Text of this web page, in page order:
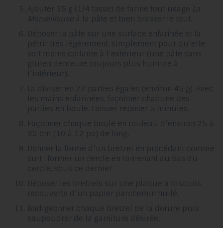
Ajouter 35 g (1/4 tasse) de farine tout usage La
Merveilleuse à la pâte et bien brasser le tout.
Déposer la pâte sur une surface enfarinée et la
pétrir très légèrement, simplement pour qu’elle
soit moins collante à l’extérieur (une pâte sans
gluten demeure toujours plus humide à
l’intérieur).
La diviser en 22 parties égales (environ 45 g). Avec
les mains enfarinées, façonner chacune des
parties en boule. Laisser reposer 5 minutes.
Façonner chaque boule en rouleau d’environ 25 à
30 cm (10 à 12 po) de long.
Donner la forme d’un bretzel en procédant comme
suit : former un cercle en ramenant au bas du
cercle, sous ce dernier.
Déposer les bretzels sur une plaque à biscuits
recouverte d’un papier parchemin huilé.
Badigeonner chaque bretzel de la dorure puis
saupoudrer de la garniture désirée.